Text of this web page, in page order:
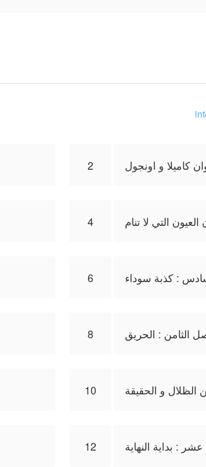
2 كاميلا و اونجول
4 التي لا تنام
6 : كذبة سوداء
8
10 الظلال و الحقيقة
12 : بداية النهاية